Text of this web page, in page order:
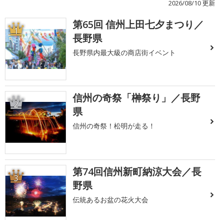
2026/08/10 更新
1
第65回 信州上田七夕まつり／
長野県
長野県内最大級の商店街イベント
2
信州の奇祭「榊祭り」／長野
県
信州の奇祭！松明が走る！
3
第74回信州新町納涼大会／長
野県
伝統あるお盆の花火大会